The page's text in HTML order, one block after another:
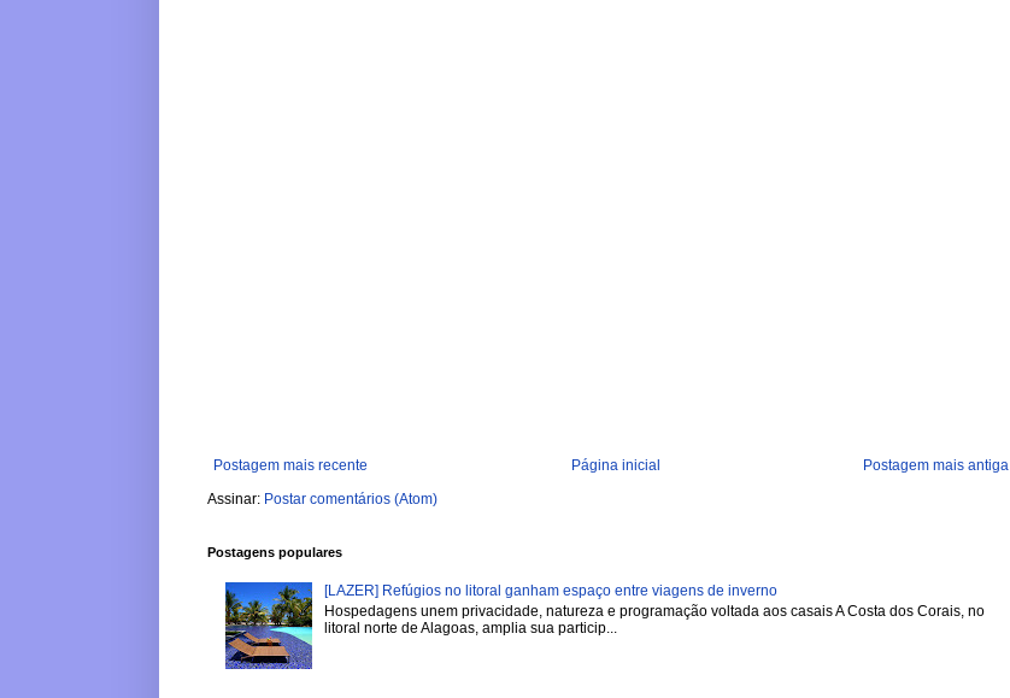
Postagem mais recente Postagem mais antiga
Página inicial
Assinar: Postar comentários (Atom)
Postagens populares
[LAZER] Refúgios no litoral ganham espaço entre viagens de inverno
Hospedagens unem privacidade, natureza e programação voltada aos casais A Costa dos Corais, no
litoral norte de Alagoas, amplia sua particip...